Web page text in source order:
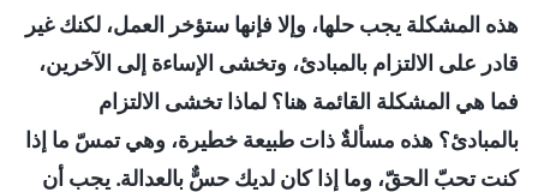
هذه المشكلة يجب حلها، وإلا فإنها ستؤخر العمل، لكنك غير
قادر على الالتزام بالمبادئ، وتخشى الإساءة إلى الآخرين،
فما هي المشكلة القائمة هنا؟ لماذا تخشى الالتزام
بالمبادئ؟ هذه مسألةٌ ذات طبيعة خطيرة، وهي تمسّ ما إذا
كنت تحبّ الحقّ، وما إذا كان لديك حسٌّ بالعدالة. يجب أن